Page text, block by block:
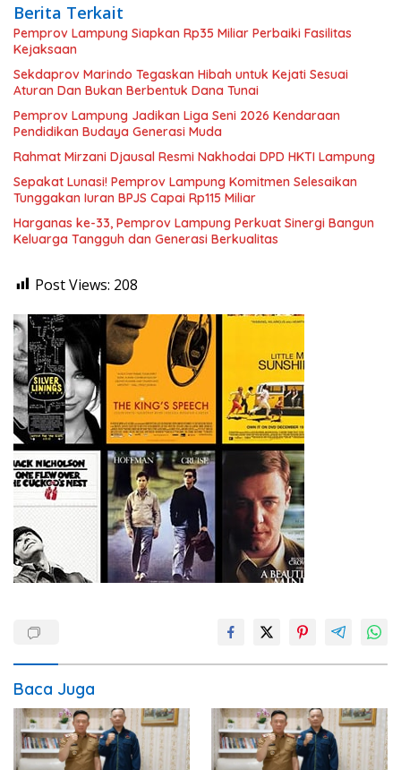
Berita Terkait
Pemprov Lampung Siapkan Rp35 Miliar Perbaiki Fasilitas
Kejaksaan
Sekdaprov Marindo Tegaskan Hibah untuk Kejati Sesuai
Aturan Dan Bukan Berbentuk Dana Tunai
Pemprov Lampung Jadikan Liga Seni 2026 Kendaraan
Pendidikan Budaya Generasi Muda
Rahmat Mirzani Djausal Resmi Nakhodai DPD HKTI Lampung
Sepakat Lunasi! Pemprov Lampung Komitmen Selesaikan
Tunggakan Iuran BPJS Capai Rp115 Miliar
Harganas ke-33, Pemprov Lampung Perkuat Sinergi Bangun
Keluarga Tangguh dan Generasi Berkualitas
Post Views: 208
Baca Juga